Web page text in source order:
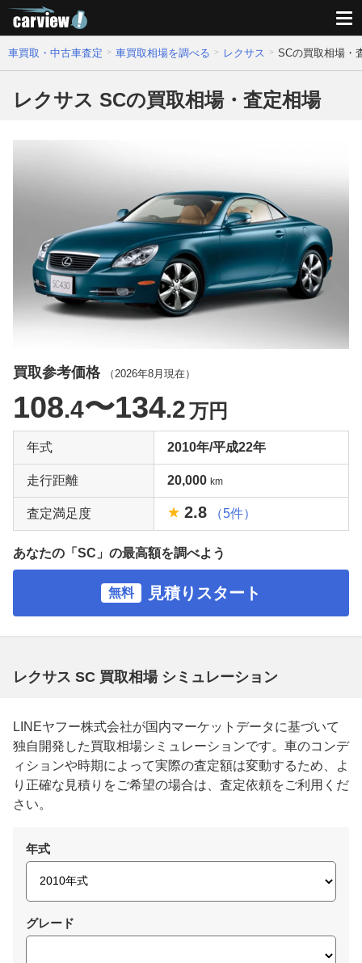
車買取・中古車査定 車買取相場を調べる レクサス SCの買取相場・
レクサス SCの買取相場・査定相場
買取参考価格 （ 2026年8月 現在）
108.4〜134.2万円
年式 2010年/平成22年
走行距離 20,000 km
査定満足度 2.8 （5件）
あなたの「SC」の最高額を調べよう
無料 見積りスタート
レクサス SC 買取相場 シミュレーション
LINEヤフー株式会社が国内マーケットデータに基づいて
独自開発した買取相場シミュレーションです。車のコンデ
ィションや時期によって実際の査定額は変動するため、よ
り正確な見積りをご希望の場合は、査定依頼をご利用くだ
さい。
年式
グレード